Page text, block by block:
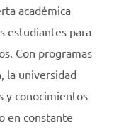
académica
estudiantes para
Con programas
la universidad
y conocimientos
en constante